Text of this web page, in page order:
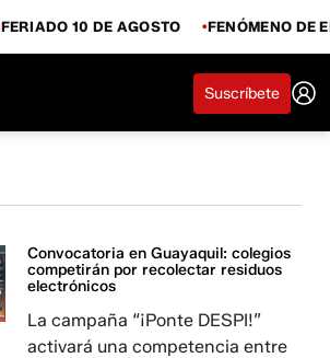
FERIADO 10 DE AGOSTO FENÓMENO DE
Suscríbete
Convocatoria en Guayaquil: colegios
competirán por recolectar residuos
electrónicos
La campaña “¡Ponte DESPI!”
activará una competencia entre